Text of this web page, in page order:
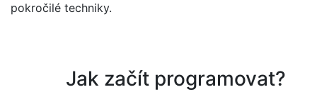
pokročilé techniky.
Jak začít programovat?